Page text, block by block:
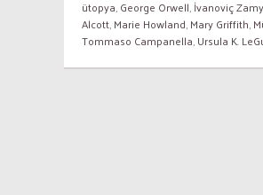
ütopya,George Orwell,İvanoviç
Alcott,Marie Howland,Mary Griffith,
Tommaso Campanella,Ursula K.